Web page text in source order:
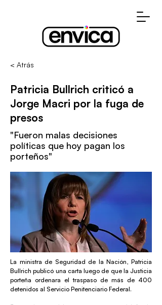
< Atrás
Patricia Bullrich criticó a
Jorge Macri por la fuga de
presos
"Fueron malas decisiones
políticas que hoy pagan los
porteños"
La ministra de Seguridad de la Nación, Patricia
Bullrich publicó una carta luego de que la Justicia
porteña ordenara el traspaso de más de 400
detenidos al Servicio Penitenciario Federal.